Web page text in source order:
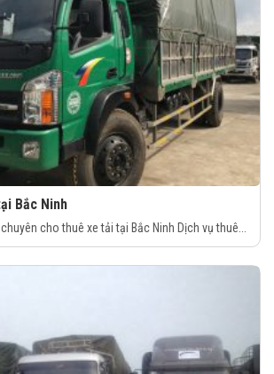
Bắc Ninh
cho thuê xe tải tại Bắc Ninh Dịch vụ thuê...